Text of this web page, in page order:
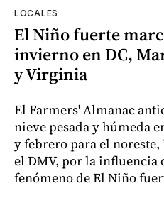
LOCALES
El Niño fuerte
invierno en DC,
y Virginia
El Farmers' Almanac
nieve pesada y húmeda
y febrero para el
el DMV, por la influencia
fenómeno de El Niño